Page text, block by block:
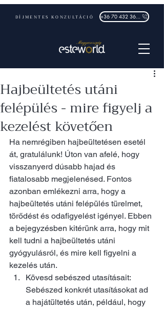
DÍJMENTES KONZULTÁCIÓ +36 70 432 3632
Hajbeültetés utáni
felépülés - mire figyelj a
kezelést követően
Ha nemrégiben hajbeültetésen esetél
át, gratulálunk! Úton van afelé, hogy
visszanyerd dúsabb hajad és
fiatalosabb megjelenésed. Fontos
azonban emlékezni arra, hogy a
hajbeültetés utáni felépülés türelmet,
törődést és odafigyelést igényel. Ebben
a bejegyzésben kitérünk arra, hogy mit
kell tudni a hajbeültetés utáni
gyógyulásról, és mire kell figyelni a
kezelés után.
Kövesd sebészed utasításait:
Sebészed konkrét utasításokat ad
a hajátültetés után, például, hogy